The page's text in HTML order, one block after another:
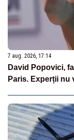
7 aug. 2026, 17:14
David Popovici,
Paris. Experții nu